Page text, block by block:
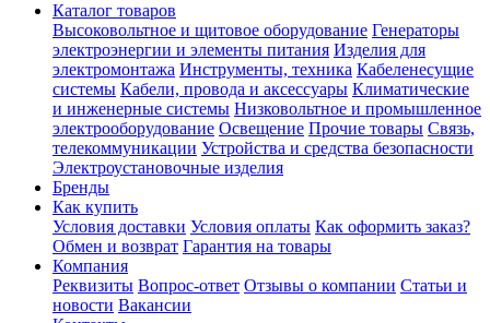
Каталог товаров
Высоковольтное и щитовое оборудование Генераторы
электроэнергии и элементы питания Изделия для
электромонтажа Инструменты, техника Кабеленесущие
системы Кабели, провода и аксессуары Климатические
и инженерные системы Низковольтное и промышленное
электрооборудование Освещение Прочие товары Связь,
телекоммуникации Устройства и средства безопасности
Электроустановочные изделия
Бренды
Как купить
Условия доставки Условия оплаты Как оформить заказ?
Обмен и возврат Гарантия на товары
Компания
Реквизиты Вопрос-ответ Отзывы о компании Статьи и
новости Вакансии